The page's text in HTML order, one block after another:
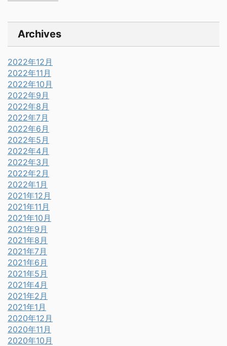
Archives
2022年12月
2022年11月
2022年10月
2022年9月
2022年8月
2022年7月
2022年6月
2022年5月
2022年4月
2022年3月
2022年2月
2022年1月
2021年12月
2021年11月
2021年10月
2021年9月
2021年8月
2021年7月
2021年6月
2021年5月
2021年4月
2021年2月
2021年1月
2020年12月
2020年11月
2020年10月